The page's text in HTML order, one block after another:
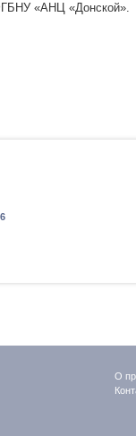
«АНЦ «Донской».
О